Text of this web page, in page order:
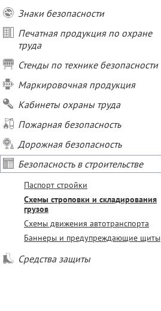
Знаки безопасности
Печатная продукция по охране
труда
Стенды по технике безопасности
Маркировочная продукция
Кабинеты охраны труда
Пожарная безопасность
Дорожная безопасность
Безопасность в строительстве
Паспорт стройки
Схемы строповки и складирования
грузов
Схемы движения автотранспорта
Баннеры и предупреждающие щиты
Средства защиты